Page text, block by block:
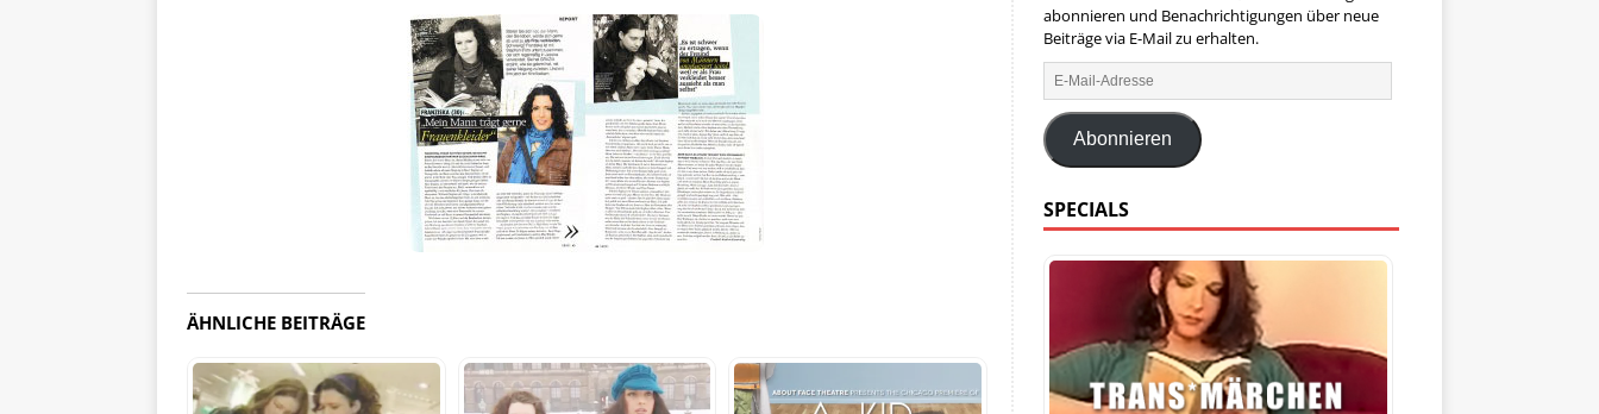
ÄHNLICHE BEITRÄGE
abonnieren und Benachrichtigungen über neue
Beiträge via E-Mail zu erhalten.
Abonnieren
SPECIALS